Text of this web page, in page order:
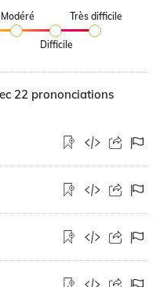
Modéré
Difficile
Très difficile
22 prononciations